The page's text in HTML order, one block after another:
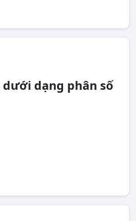
dưới dạng phân số